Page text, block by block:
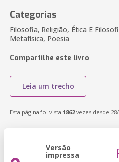
Categorias
Filosofia, Religião, Ética E
Metafísica, Poesia
Compartilhe este livro
Leia um trecho
Esta página foi vista 1862vezes desde 28/
Versão
impressa